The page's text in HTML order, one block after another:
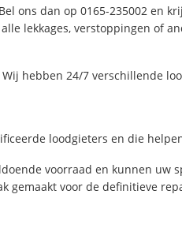
ons dan op 0165-235002
lekkages, verstoppingen of
hebben 24/7 verschillende
loodgieters en die
voorraad en kunnen
gemaakt voor de definitieve